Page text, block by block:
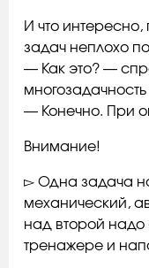
И что
задач неплохо
— Как это? —
— Конечно. При
Внимание!
▻ Одна задача
механический,
над второй надо
тренажере и